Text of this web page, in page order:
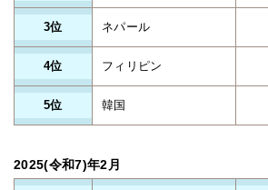
3位 ネパール
4位 フィリピン
5位 韓国
2025(令和7)年2月